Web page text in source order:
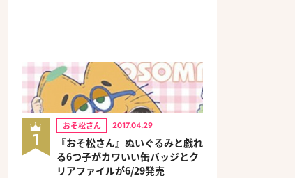
1
おそ松さん 2017.04.29
『おそ松さん』ぬいぐるみと戯れ
る6つ子がカワいい缶バッジとク
リアファイルが6/29発売